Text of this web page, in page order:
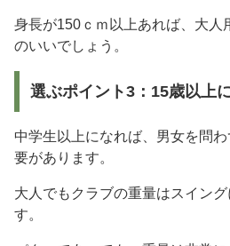
身長が150ｃｍ以上あれば、大人
のいいでしょう。
選ぶポイント3：15歳以上
中学生以上になれば、男女を問
要があります。
大人でもクラブの重量はスイン
す。